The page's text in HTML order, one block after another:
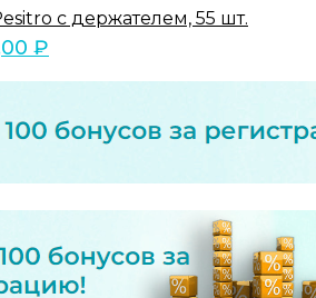
с держателем, 55 шт.
₽